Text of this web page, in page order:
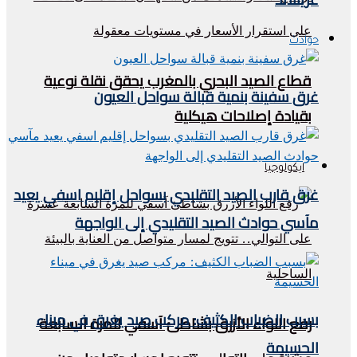
قطاع الصيد البحري بالمغرب يحقق نقلة نوعية
بقيادة إصلاحات هيكلية
ايكولوجيا
رفع اللواء الأزرق بشاطئ آسفي للمرة السابعة
حوادث
غرق سفينة بنمية قبالة سواحل العيون
غرق قارب الصيد التقليدي بسواحل إقليم اسفي يعيد
مآسي حوادث الصيد التقليدي إلى الواجهة
بسبب الضباب الكثيف: مركب صيد يغرق في ميناء
الحسيمة